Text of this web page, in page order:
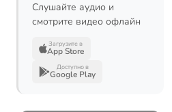
Слушайте аудио и
смотрите видео офлайн
Загрузите в
App Store
Доступно в
Google Play